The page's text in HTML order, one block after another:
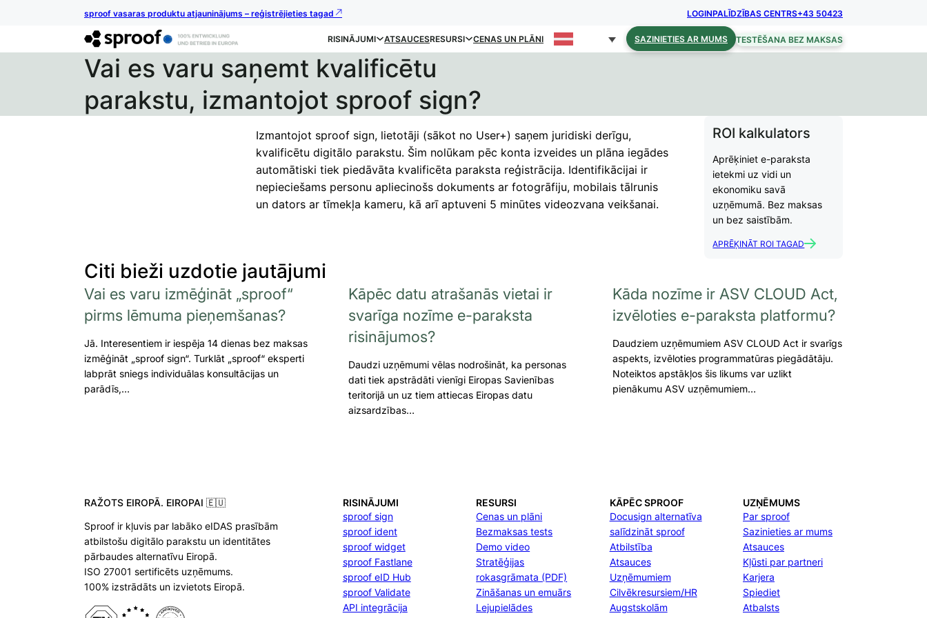
sproof vasaras produktu atjauninājums – reģistrējieties tagad LOGINPALĪDZĪBAS CENTRS+43 50423
RISINĀJUMI ATSAUCESRESURSI CENAS UN PLĀNI SAZINIETIES AR MUMS TESTĒŠANA BEZ MAKSAS
Vai es varu saņemt kvalificētu
parakstu, izmantojot sproof sign?
Izmantojot sproof sign, lietotāji (sākot no User+) saņem juridiski derīgu,
kvalificētu digitālo parakstu. Šim nolūkam pēc konta izveides un plāna iegādes
automātiski tiek piedāvāta kvalificēta paraksta reģistrācija. Identifikācijai ir
nepieciešams personu apliecinošs dokuments ar fotogrāfiju, mobilais tālrunis
un dators ar tīmekļa kameru, kā arī aptuveni 5 minūtes videozvana veikšanai.
ROI kalkulators
Aprēķiniet e-paraksta
ietekmi uz vidi un
ekonomiku savā
uzņēmumā. Bez maksas
un bez saistībām.
APRĒĶINĀT ROI TAGAD
Citi bieži uzdotie jautājumi
Vai es varu izmēģināt „sproof“
pirms lēmuma pieņemšanas?
Jā. Interesentiem ir iespēja 14 dienas bez maksas
izmēģināt „sproof sign“. Turklāt „sproof“ eksperti
labprāt sniegs individuālas konsultācijas un
parādīs,…
Kāpēc datu atrašanās vietai ir
svarīga nozīme e-paraksta
risinājumos?
Daudzi uzņēmumi vēlas nodrošināt, ka personas
dati tiek apstrādāti vienīgi Eiropas Savienības
teritorijā un uz tiem attiecas Eiropas datu
aizsardzības…
Kāda nozīme ir ASV CLOUD Act,
izvēloties e-paraksta platformu?
Daudziem uzņēmumiem ASV CLOUD Act ir svarīgs
aspekts, izvēloties programmatūras piegādātāju.
Noteiktos apstākļos šis likums var uzlikt
pienākumu ASV uzņēmumiem…
RAŽOTS EIROPĀ. EIROPAI 🇪🇺
Sproof ir kļuvis par labāko eIDAS prasībām
atbilstošu digitālo parakstu un identitātes
pārbaudes alternatīvu Eiropā.
ISO 27001 sertificēts uzņēmums.
100% izstrādāts un izvietots Eiropā.
RISINĀJUMI
sproof sign
sproof ident
sproof widget
sproof Fastlane
sproof eID Hub
sproof Validate
API integrācija
RESURSI
Cenas un plāni
Bezmaksas tests
Demo video
Stratēģijas
rokasgrāmata (PDF)
Zināšanas un emuārs
Lejupielādes
KĀPĒC SPROOF
Docusign alternatīva
salīdzināt sproof
Atbilstība
Atsauces
Uzņēmumiem
Cilvēkresursiem/HR
Augstskolām
UZŅĒMUMS
Par sproof
Sazinieties ar mums
Atsauces
Kļūsti par partneri
Karjera
Spiediet
Atbalsts